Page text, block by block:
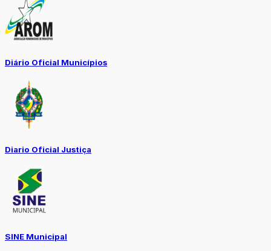
Diário Oficial Municípios
Diario Oficial Justiça
SINE Municipal